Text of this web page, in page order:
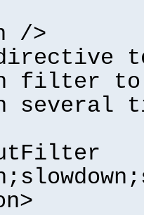
/>
filter to
several